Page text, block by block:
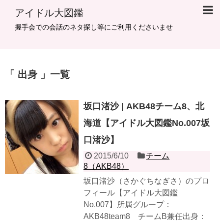
アイドル大図鑑
握手会での会話のネタ探し等にご利用くださいませ
出身 一覧
坂口渚沙 | AKB48チーム8、北
海道【アイドル大図鑑No.007坂
口渚沙】
2015/6/10
チーム
8（AKB48）
坂口渚沙（さかぐちなぎさ）のプロ
フィール【アイドル大図鑑
No.007】所属グループ：
AKB48team8 チームB兼任出身：